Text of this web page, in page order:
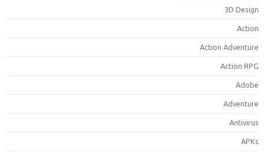
3D
Action
Action